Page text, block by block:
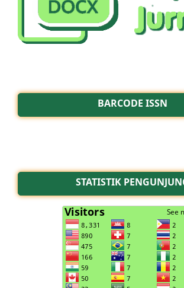
BARCODE ISSN
STATISTIK